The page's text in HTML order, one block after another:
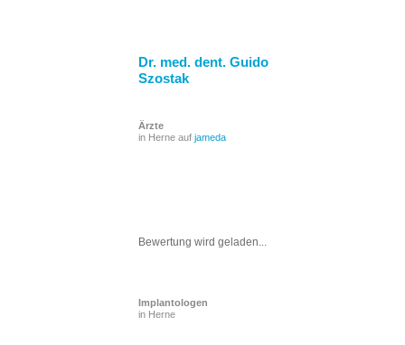
Dr. med. dent. Guido
Szostak
Ärzte
in Herne auf jameda
Bewertung wird geladen...
Implantologen
in Herne